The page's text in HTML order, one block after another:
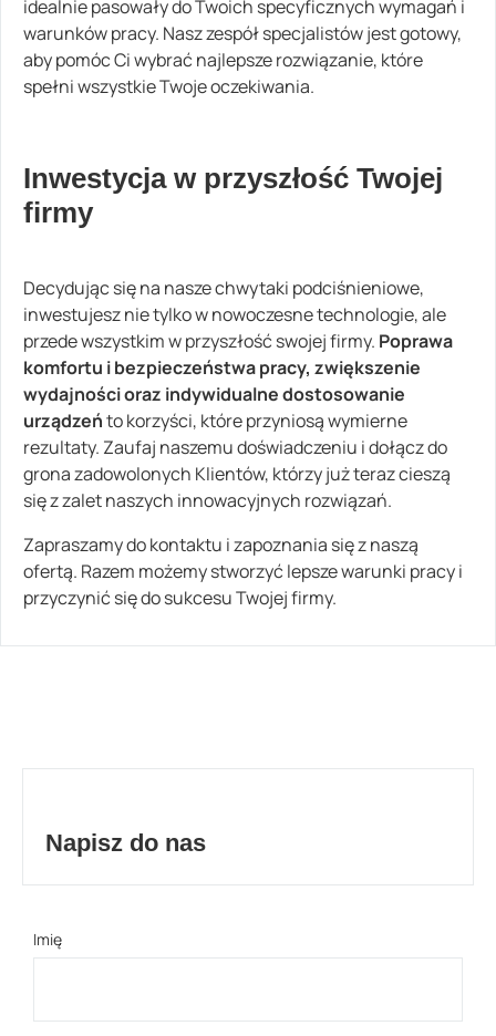
idealnie pasowały do Twoich specyficznych wymagań i
warunków pracy. Nasz zespół specjalistów jest gotowy,
aby pomóc Ci wybrać najlepsze rozwiązanie, które
spełni wszystkie Twoje oczekiwania.
Inwestycja w przyszłość Twojej
firmy
Decydując się na nasze chwytaki podciśnieniowe,
inwestujesz nie tylko w nowoczesne technologie, ale
przede wszystkim w przyszłość swojej firmy. Poprawa
komfortu i bezpieczeństwa pracy, zwiększenie
wydajności oraz indywidualne dostosowanie
urządzeńto korzyści, które przyniosą wymierne
rezultaty. Zaufaj naszemu doświadczeniu i dołącz do
grona zadowolonych Klientów, którzy już teraz cieszą
się z zalet naszych innowacyjnych rozwiązań.
Zapraszamy do kontaktu i zapoznania się z naszą
ofertą. Razem możemy stworzyć lepsze warunki pracy i
przyczynić się do sukcesu Twojej firmy.
Napisz do nas
Imię